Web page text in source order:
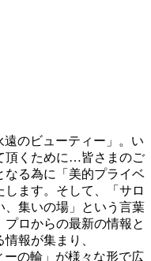
のビューティー」。い
頂くために…皆さまのご
なる為に「美的プライベ
ます。そして、「サロ
、集いの場」という言葉
ロからの最新の情報と
報が集まり、
の輪」が様々な形で広